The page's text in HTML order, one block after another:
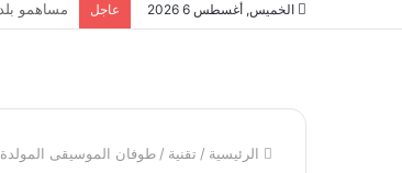
الخميس, أغسطس 6 2026 عاجل انفراجة
الرئيسية / تقنية / طوفان الموسيقى